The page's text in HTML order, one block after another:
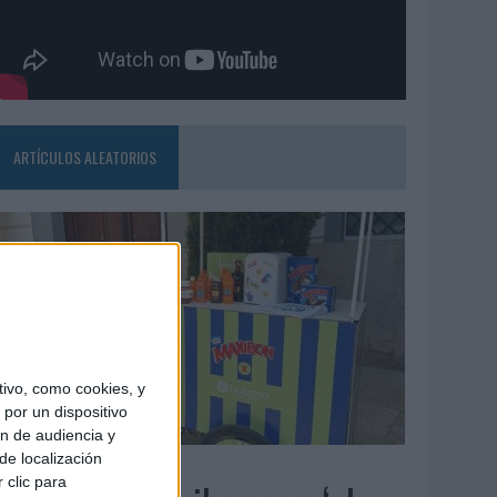
como cookies, y
un dispositivo
de audiencia y
localización
clic para
ARTÍCULOS ALEATORIOS
08/2026